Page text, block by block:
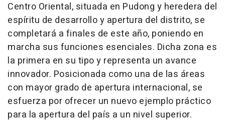
Centro Oriental, situada en Pudong y heredera del
espíritu de desarrollo y apertura del distrito, se
completará a finales de este año, poniendo en
marcha sus funciones esenciales. Dicha zona es
la primera en su tipo y representa un avance
innovador. Posicionada como una de las áreas
con mayor grado de apertura internacional, se
esfuerza por ofrecer un nuevo ejemplo práctico
para la apertura del país a un nivel superior.